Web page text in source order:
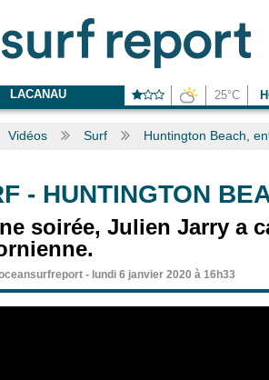
LACANAU 25°C
Vidéos Surf Huntington Beach,
- HUNTINGTON
soirée, Julien Jarry a
- lundi 6 janvier 2020 à 16h33